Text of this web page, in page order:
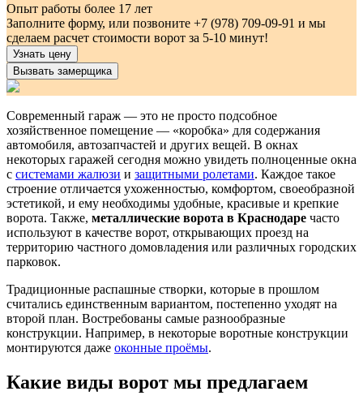
Опыт работы более 17 лет
Заполните форму, или позвоните +7 (978) 709-09-91 и мы
сделаем расчет стоимости ворот за 5-10 минут!
Узнать цену
Вызвать замерщика
Современный гараж — это не просто подсобное
хозяйственное помещение — «коробка» для содержания
автомобиля, автозапчастей и других вещей. В окнах
некоторых гаражей сегодня можно увидеть полноценные окна
с системами жалюзи и защитными ролетами. Каждое такое
строение отличается ухоженностью, комфортом, своеобразной
эстетикой, и ему необходимы удобные, красивые и крепкие
ворота. Также, металлические ворота в Краснодаре часто
используют в качестве ворот, открывающих проезд на
территорию частного домовладения или различных городских
парковок.
Традиционные распашные створки, которые в прошлом
считались единственным вариантом, постепенно уходят на
второй план. Востребованы самые разнообразные
конструкции. Например, в некоторые воротные конструкции
монтируются даже оконные проёмы.
Какие виды ворот мы предлагаем